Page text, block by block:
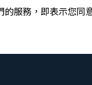
的服務，即表示您同